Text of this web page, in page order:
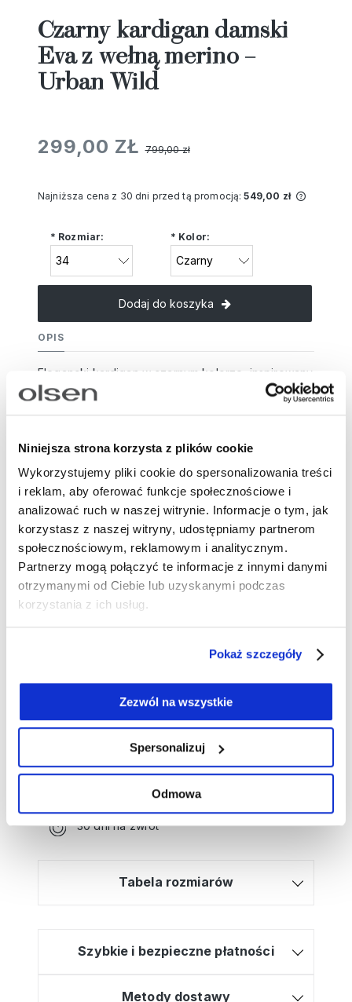
Niniejsza strona korzysta z plików cookie
Wykorzystujemy pliki cookie do spersonalizowania treści
i reklam, aby oferować funkcje społecznościowe i
analizować ruch w naszej witrynie. Informacje o tym, jak
korzystasz z naszej witryny, udostępniamy partnerom
społecznościowym, reklamowym i analitycznym.
Partnerzy mogą połączyć te informacje z innymi danymi
otrzymanymi od Ciebie lub uzyskanymi podczas
korzystania z ich usług.
Pokaż szczegóły
Zezwól na wszystkie
Spersonalizuj
Odmowa
Czarny kardigan damski
Eva z wełną merino –
Urban Wild
299,00 ZŁ 799,00 zł
Najniższa cena z 30 dni przed tą promocją:549,00 zł
* Rozmiar: * Kolor:
Dodaj do koszyka
OPIS
Elegancki kardigan w czarnym kolorze, inspirowany
krojem klasycznej marynarki. Wykonany z
mieszanki z miękką wełną merino. Model z
klapami oraz otwartymi kieszeniami z przodu.
Prosty, lekko taliowany krój pięknie układa się na
sylwetce i dodaje całości szykownego charakteru.
To doskonała propozycja zarówno do pracy – w
duecie z koszulą i spodniami typu straight, jak i na
co dzień, np. w zestawieniu z jeansami i T-shirtem.
Na wieczór możesz go zestawić z dopasowaną
sukienką i botkami na obcasie.
Potrzebujesz wsparcia przy tworzeniu
zamówienia?
Kliknij tutaj, a poprowadzimy Cię krok po
kroku!
Bezpłatna dostawa od 499zł
30 dni na zwrot
Tabela rozmiarów
Szybkie i bezpieczne płatności
Metody dostawy